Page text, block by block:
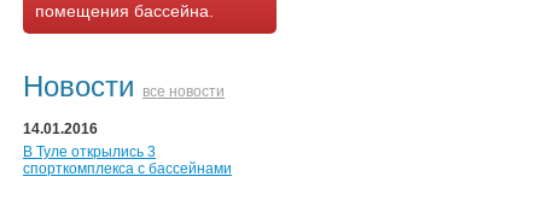
помещения бассейна.
Новости все новости
14.01.2016
В Туле открылись 3
спорткомплекса с бассейнами